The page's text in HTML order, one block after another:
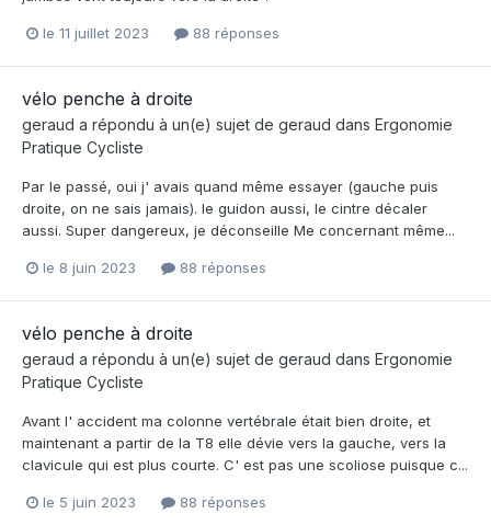
le 11 juillet 2023 88 réponses
vélo penche à droite
geraud a répondu à un(e) sujet de geraud dans Ergonomie
Pratique Cycliste
Par le passé, oui j' avais quand même essayer (gauche puis
droite, on ne sais jamais). le guidon aussi, le cintre décaler
aussi. Super dangereux, je déconseille Me concernant même...
le 8 juin 2023 88 réponses
vélo penche à droite
geraud a répondu à un(e) sujet de geraud dans Ergonomie
Pratique Cycliste
Avant l' accident ma colonne vertébrale était bien droite, et
maintenant a partir de la T8 elle dévie vers la gauche, vers la
clavicule qui est plus courte. C' est pas une scoliose puisque c...
le 5 juin 2023 88 réponses